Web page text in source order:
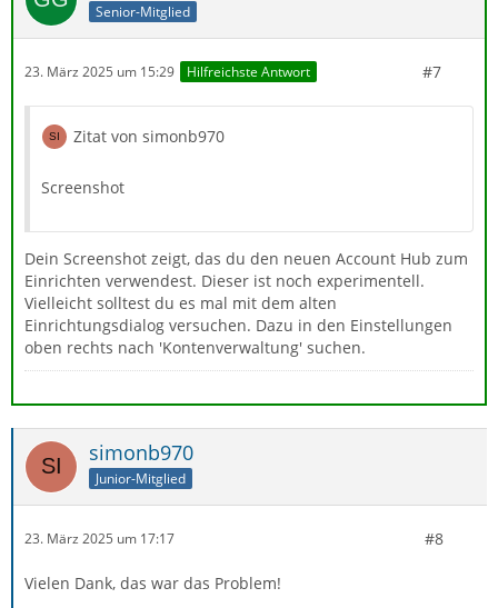
Senior-Mitglied
23. März 2025 um 15:29 Hilfreichste Antwort #7
Zitat von simonb970
Screenshot
Dein Screenshot zeigt, das du den neuen Account Hub zum
Einrichten verwendest. Dieser ist noch experimentell.
Vielleicht solltest du es mal mit dem alten
Einrichtungsdialog versuchen. Dazu in den Einstellungen
oben rechts nach 'Kontenverwaltung' suchen.
simonb970
Junior-Mitglied
23. März 2025 um 17:17 #8
Vielen Dank, das war das Problem!